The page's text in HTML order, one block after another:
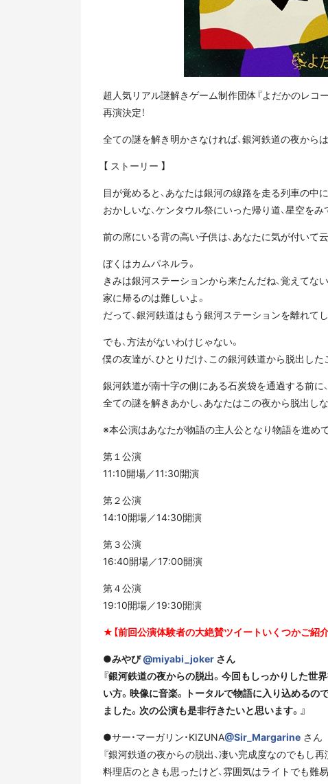
超人気リアル謎解きゲーム制作団体『よだかのレコ
再演決定！
全ての謎を解き明かさなければ、銀河鉄道の夜からは
【 ストーリー 】
目が覚めると、あなたは銀河の線路を走る列車の中に
おかしいな、ケンタウル祭にいった帰り道、星空をみ
前の席にいる背の高い子供は、あなたに気が付いて云
ぼくはカムパネルラ。
きみは銀河ステーションから来たんだね、覚えてない
家に帰るのは難しいよ。
だって、銀河鉄道はもう銀河ステーションを離れて
でも、方法がないわけじゃない。
僕の友達が、ひとりだけ、この銀河鉄道から脱出した
銀河鉄道が南十字の側にある石炭袋を通過する前に、
全ての謎を解きあかし、あなたはこの夜から脱出し
※本公演はあなたが物語の主人公となり物語を進め
第１公演
11:10開場／11:30開演
第２公演
14:10開場／14:30開演
第３公演
16:40開場／17:00開演
第４公演
19:10開場／19:30開演
★【前回公演体験者の大絶賛ツイートいくつかご紹介
●みやび@miyabi_joker さん
『銀河鉄道の夜からの脱出。今回もしっかりした世
い方。映像に音楽。トータルで物語に入り込めるの
ました。次の公演も是非行きたいと思います。』
●サー・マーガリン・KIZUNA@Sir_Margarine さん
『銀河鉄道の夜からの脱出、凄い完成度なのでもし
料理店のときも思ったけど、雰囲気はライトでも難